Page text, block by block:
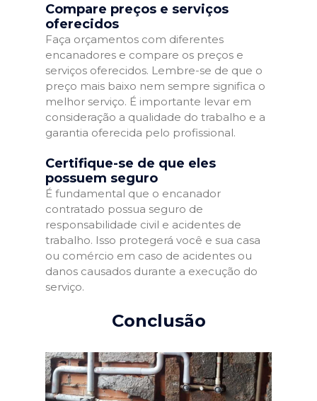
Compare preços e serviços
oferecidos
Faça orçamentos com diferentes
encanadores e compare os preços e
serviços oferecidos. Lembre-se de que o
preço mais baixo nem sempre significa o
melhor serviço. É importante levar em
consideração a qualidade do trabalho e a
garantia oferecida pelo profissional.
Certifique-se de que eles
possuem seguro
É fundamental que o encanador
contratado possua seguro de
responsabilidade civil e acidentes de
trabalho. Isso protegerá você e sua casa
ou comércio em caso de acidentes ou
danos causados durante a execução do
serviço.
Conclusão